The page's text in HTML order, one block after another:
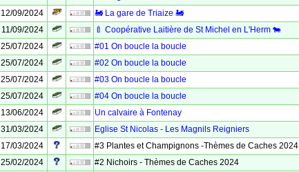
12/09/2024
🚂 La gare de Triaize 🚂
11/09/2024
🍼 Coopérative Laitière de St Michel en L'Herm 🐄
25/07/2024
#01 On boucle la boucle
25/07/2024
#02 On boucle la boucle
25/07/2024
#03 On boucle la boucle
25/07/2024
#04 On boucle la boucle
13/06/2024
Un calvaire à Fontenay
31/03/2024
Eglise St Nicolas - Les Magnils Reigniers
17/03/2024
#3 Plantes et Champignons -Thèmes de Caches 2024
25/02/2024
#2 Nichoirs - Thèmes de Caches 2024